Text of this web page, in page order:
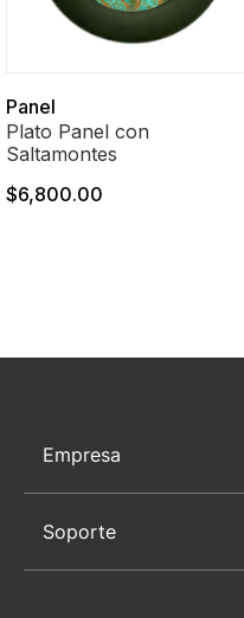
Panel
Plato Panel con
Saltamontes
$6,800.00
Empresa
Soporte